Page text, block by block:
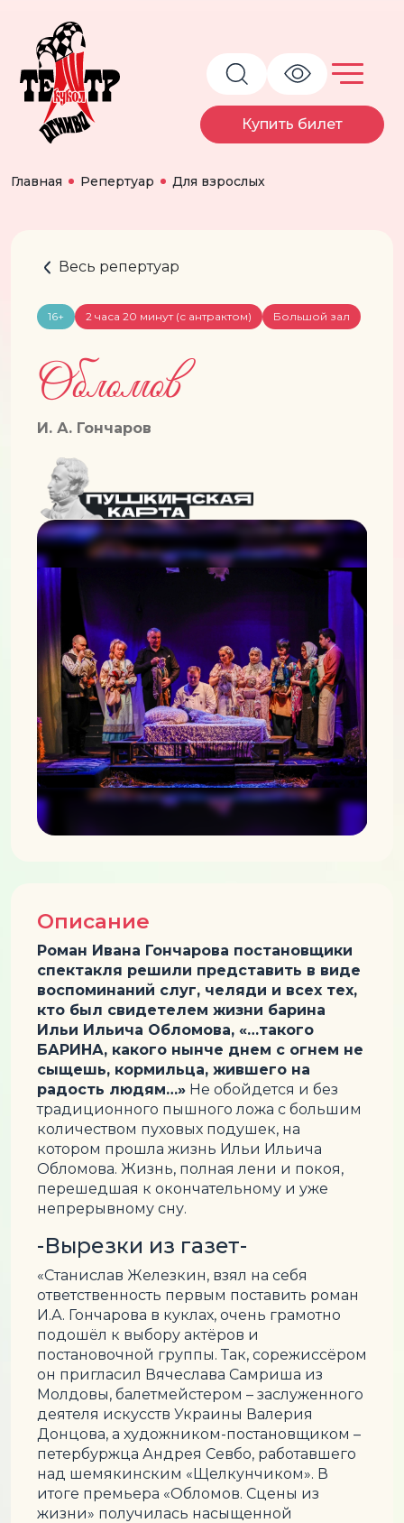
Купить билет
Главная Репертуар Для взрослых
Весь репертуар
16+ 2 часа 20 минут (с антрактом) Большой зал
Обломов
И. А. Гончаров
Описание
Роман Ивана Гончарова постановщики
спектакля решили представить в виде
воспоминаний слуг, челяди и всех тех,
кто был свидетелем жизни барина
Ильи Ильича Обломова, «…такого
БАРИНА, какого нынче днем с огнем не
сыщешь, кормильца, жившего на
радость людям…»Не обойдется и без
традиционного пышного ложа с большим
количеством пуховых подушек, на
котором прошла жизнь Ильи Ильича
Обломова. Жизнь, полная лени и покоя,
перешедшая к окончательному и уже
непрерывному сну.
-Вырезки из газет-
«Станислав Железкин, взял на себя
ответственность первым поставить роман
И.А. Гончарова в куклах, очень грамотно
подошёл к выбору актёров и
постановочной группы. Так, сорежиссёром
он пригласил Вячеслава Самриша из
Молдовы, балетмейстером – заслуженного
деятеля искусств Украины Валерия
Донцова, а художником-постановщиком –
петербуржца Андрея Севбо, работавшего
над шемякинским «Щелкунчиком». В
итоге премьера «Обломов. Сцены из
жизни» получилась насыщенной